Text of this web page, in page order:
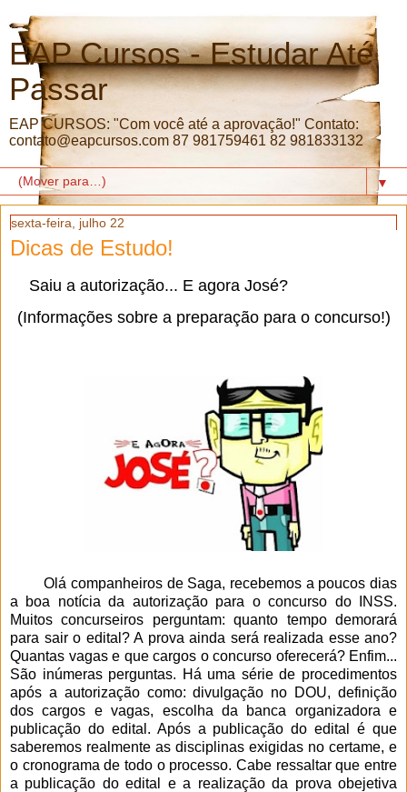
EAP Cursos - Estudar Até
Passar
EAP CURSOS: "Com você até a aprovação!" Contato:
contato@eapcursos.com 87 981759461 82 981833132
▼
sexta-feira, julho 22
Dicas de Estudo!
Saiu a autorização... E agora José?
(Informações sobre a preparação para o concurso!)
Olá companheiros de Saga, recebemos a poucos dias
a boa notícia da autorização para o concurso do INSS.
Muitos concurseiros perguntam: quanto tempo demorará
para sair o edital? A prova ainda será realizada esse ano?
Quantas vagas e que cargos o concurso oferecerá? Enfim...
São inúmeras perguntas. Há uma série de procedimentos
após a autorização como: divulgação no DOU, definição
dos cargos e vagas, escolha da banca organizadora e
publicação do edital. Após a publicação do edital é que
saberemos realmente as disciplinas exigidas no certame, e
o cronograma de todo o processo. Cabe ressaltar que entre
a publicação do edital e a realização da prova obejetiva